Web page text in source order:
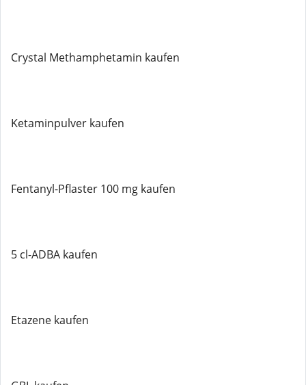
Crystal Methamphetamin kaufen
Ketaminpulver kaufen
Fentanyl-Pflaster 100 mg kaufen
5 cl-ADBA kaufen
Etazene kaufen